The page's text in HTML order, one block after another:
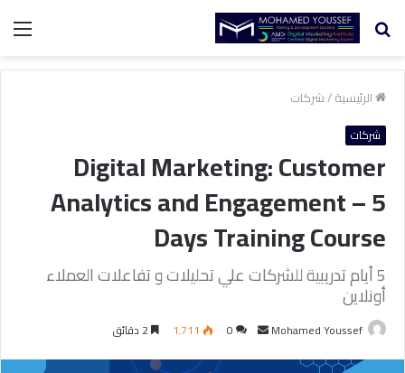
بحث
الرئيسية/شركات
شركات
Digital Marketing: Customer
Analytics and Engagement – 5
Days Training Course
5 أيام تدريبية للشركات علي تحليلات و تفاعلات العملاء
أونلاين
Mohamed Youssef
0 1٬711